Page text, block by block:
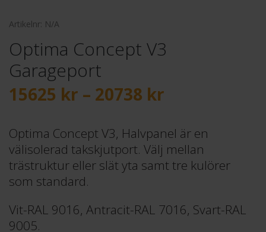
Artikelnr: N/A
Optima Concept V3
Garageport
15625 kr – 20738 kr
20738 kr
Optima Concept V3, Halvpanel är en
välisolerad takskjutport. Välj mellan
trästruktur eller slät yta samt tre kulörer
som standard.
Vit-RAL 9016, Antracit-RAL 7016, Svart-RAL
9005.